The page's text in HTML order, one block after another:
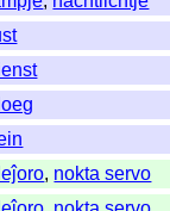
, nokta servo